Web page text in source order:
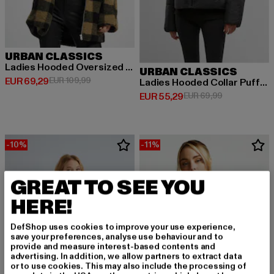
URBAN CLASSICS
Ladies Hooded Oversized Check
EUR 69,29
Derzeitiger Preis: EUR 69,29
EUR 109,99Aktionspreis: EUR 109,99
URBAN CLASSICS
Ladies Hooded Collar Puffer Jacket
EUR 55,29
Derzeitiger Preis: EUR 55,29
EUR 69,99Aktionspreis:
-10% -11%
GREAT TO SEE YOU
HERE!
DefShop uses cookies to improve your use experience,
save your preferences, analyse use behaviour and to
provide and measure interest-based contents and
advertising. In addition, we allow partners to extract data
or to use cookies. This may also include the processing of